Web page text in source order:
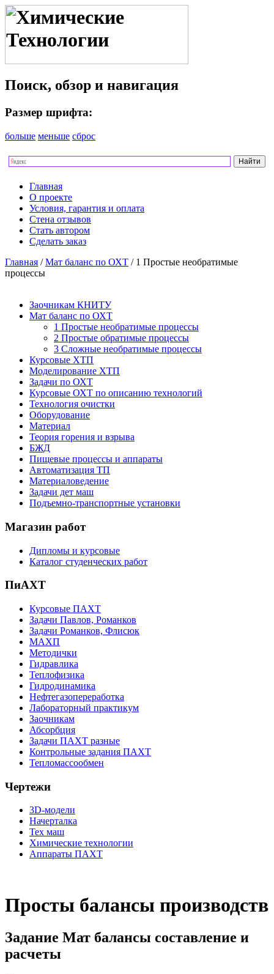
Поиск, обзор и навигация
Размер шрифта:
больше меньше сброс
Главная
О проекте
Условия, гарантия и оплата
Стена отзывов
Стать автором
Сделать заказ
Главная /Мат баланс по ОХТ / 1 Простые необратимые
процессы
Заочникам КНИТУ
Мат баланс по ОХТ
1 Простые необратимые процессы
2 Простые обратимые процессы
3 Сложные необратимые процессы
Курсовые ХТП
Моделирование ХТП
Задачи по ОХТ
Курсовые ОХТ по описанию технологий
Технология очистки
Оборудование
Материал
Теория горения и взрыва
БЖД
Пищевые процессы и аппараты
Автоматизация ТП
Материаловедение
Задачи дет маш
Подъемно-транспортные установки
Магазин работ
Дипломы и курсовые
Каталог студенческих работ
ПиАХТ
Курсовые ПАХТ
Задачи Павлов, Романков
Задачи Романков, Флисюк
МАХП
Методички
Гидравлика
Теплофизика
Гидродинамика
Нефтегазопереработка
Лабораторный практикум
Заочникам
Абсорбция
Задачи ПАХТ разные
Контрольные задания ПАХТ
Тепломассообмен
Чертежи
3D-модели
Начерталка
Тех маш
Химические технологии
Аппараты ПАХТ
Просты балансы производств
Задание Мат балансы составление и
расчеты